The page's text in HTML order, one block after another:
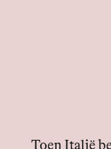
Toen Italië